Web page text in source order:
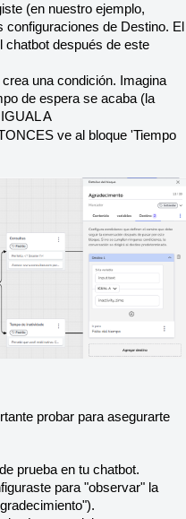
(en nuestro ejemplo,
de Destino. El
chatbot después de este
una condición. Imagina
de espera se acaba (la
ES IGUAL A
ve al bloque 'Tiempo
probar para asegurarte
prueba en tu chatbot.
para "observar" la